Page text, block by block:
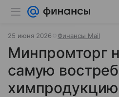
25 июня 2026 Финансы Mail
Минпромторг
самую